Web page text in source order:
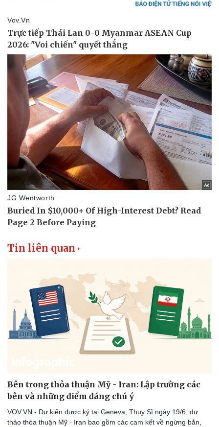
Tin liên quan
Bên trong thỏa thuận Mỹ - Iran: Lập trường các
bên và những điểm đáng chú ý
VOV.VN - Dự kiến được ký tại Geneva, Thụy Sĩ ngày 19/6, dự
thảo thỏa thuận Mỹ - Iran bao gồm các cam kết về ngừng bắn,